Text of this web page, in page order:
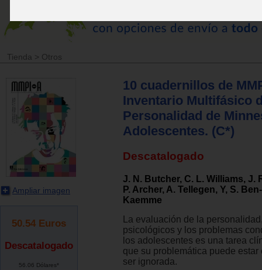
Tienda > Otros
Ampliar imagen
50.54 Euros
Descatalogado
56.06 Dólares*
10 cuadernillos de
Inventario Multifásico
Personalidad de
Adolescentes. (C*)
Descatalogado
J. N. Butcher, C. L. Williams, J.
P. Archer, A. Tellegen, Y, S.
Kaemme
La evaluación de la
psicológicos y los problemas
los adolescentes es una tarea
que su problemática puede estar
ser ignorada.